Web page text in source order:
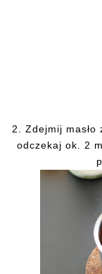
2. Zdejmij
odczekaj ok. 2